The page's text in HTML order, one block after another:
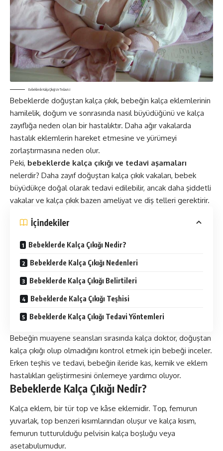
Bebeklerde Kalça Çıkığı Ve Tedavisi
Bebeklerde doğuştan kalça çıkık, bebeğin kalça eklemlerinin
hamilelik, doğum ve sonrasında nasıl büyüdüğünü ve kalça
zayıflığa neden olan bir hastalıktır. Daha ağır vakalarda
hastalık eklemlerin hareket etmesine ve yürümeyi
zorlaştırmasına neden olur.
Peki, bebeklerde kalça çıkığı ve tedavi aşamaları
nelerdir? Daha zayıf doğuştan kalça çıkık vakaları, bebek
büyüdükçe doğal olarak tedavi edilebilir, ancak daha şiddetli
vakalar ve kalça çıkık bazen ameliyat ve diş telleri gerektirir.
İçindekiler
Bebeklerde Kalça Çıkığı Nedir?
Bebeklerde Kalça Çıkığı Nedenleri
Bebeklerde Kalça Çıkığı Belirtileri
Bebeklerde Kalça Çıkığı Teşhisi
Bebeklerde Kalça Çıkığı Tedavi Yöntemleri
Bebeğin muayene seansları sırasında kalça doktor, doğuştan
kalça çıkığı olup olmadığını kontrol etmek için bebeği inceler.
Erken teşhis ve tedavi, bebeğin ileride kas, kemik ve eklem
hastalıkları geliştirmesini önlemeye yardımcı oluyor.
Bebeklerde Kalça Çıkığı Nedir?
Kalça eklem, bir tür top ve kâse eklemidir. Top, femurun
yuvarlak, top benzeri kısımlarından oluşur ve kalça kısım,
femurun tutturulduğu pelvisin kalça boşluğu veya
asetabulumudur.